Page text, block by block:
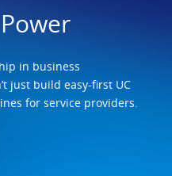
in business
just build easy-first UC
for service providers.